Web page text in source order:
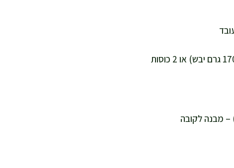
לקובה טבעונית עשירה בחלבון: 1 כוס חומוס יבש מושרה לילה ומבושל עד רך (כ-170 גרם יבש) או 2 כוסות